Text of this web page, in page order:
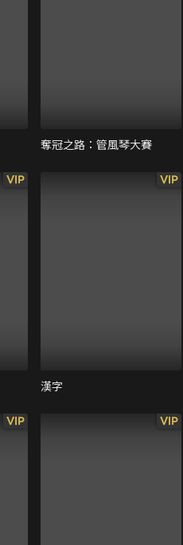
奪冠之路：管風琴大賽
VIP VIP
漢字
VIP VIP